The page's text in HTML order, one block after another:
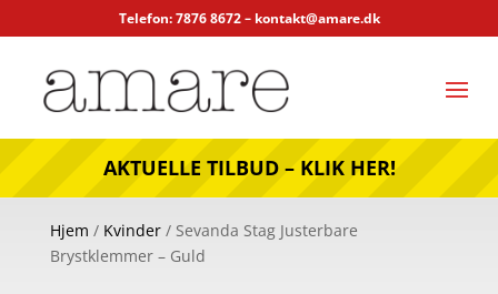
Telefon: 7876 8672 – kontakt@amare.dk
AKTUELLE TILBUD – KLIK HER!
Hjem / Kvinder/ Sevanda Stag Justerbare
Brystklemmer – Guld